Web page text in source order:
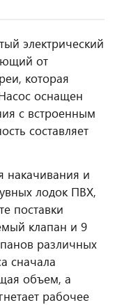
электрический
от
которая
оснащен
с встроенным
составляет
накачивания и
лодок ПВХ,
поставки
клапан и 9
различных
сначала
объем, а
рабочее